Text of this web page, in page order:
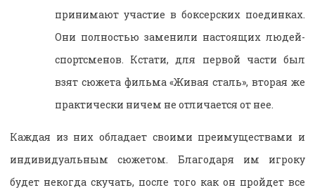
принимают участие в боксерских поединках.
Они полностью заменили настоящих людей-
спортсменов. Кстати, для первой части был
взят сюжета фильма «Живая сталь», вторая же
практически ничем не отличается от нее.
Каждая из них обладает своими преимуществами и
индивидуальным сюжетом. Благодаря им игроку
будет некогда скучать, после того как он пройдет все